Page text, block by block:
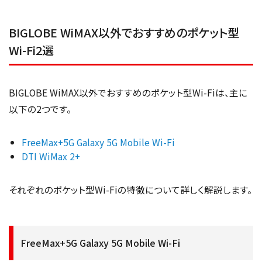
BIGLOBE WiMAX以外でおすすめのポケット型
Wi-Fi2選
BIGLOBE WiMAX以外でおすすめのポケット型Wi-Fiは、主に
以下の2つです。
FreeMax+5G Galaxy 5G Mobile Wi-Fi
DTI WiMax 2+
それぞれのポケット型Wi-Fiの特徴について詳しく解説します。
FreeMax+5G Galaxy 5G Mobile Wi-Fi